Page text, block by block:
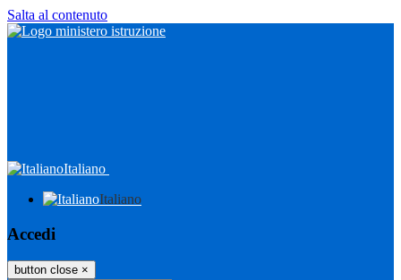
Salta al contenuto
Italiano
Italiano
Accedi
button close ×